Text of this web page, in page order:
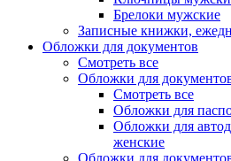
Брелоки мужские
Записные книжки,
Обложки для документов
Смотреть все
Обложки для
Смотреть все
Обложки для
Обложки для
женские
Обложки для